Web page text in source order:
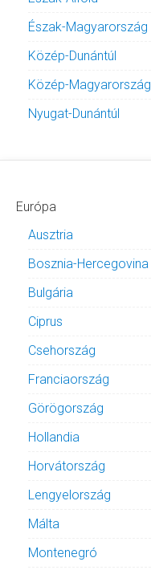
Észak-Magyarország
Közép-Dunántúl
Közép-Magyarország
Nyugat-Dunántúl
Európa
Ausztria
Bosznia-Hercegovina
Bulgária
Ciprus
Csehország
Franciaország
Görögország
Hollandia
Horvátország
Lengyelország
Málta
Montenegró